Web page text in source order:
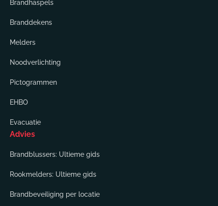
Brandhaspels
Branddekens
Melders
Noodverlichting
Pictogrammen
EHBO
Evacuatie
Advies
Brandblussers: Ultieme gids
Rookmelders: Ultieme gids
Brandbeveiliging per locatie